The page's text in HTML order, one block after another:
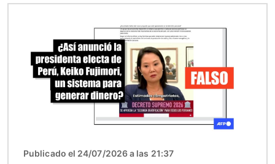
Publicado el 24/07/2026 a las 21:37